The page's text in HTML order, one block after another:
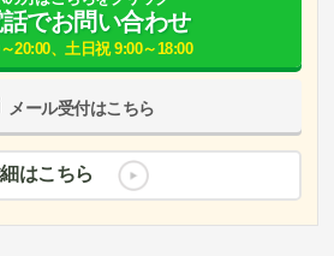
メール受付はこちら
話でお問い合わせ
20:00、土日祝 9:00～18:00
はこちら